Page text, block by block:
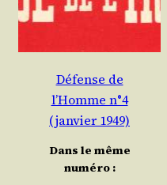
Défense de
l’Homme n°4
(janvier 1949)
Dans le même
numéro :